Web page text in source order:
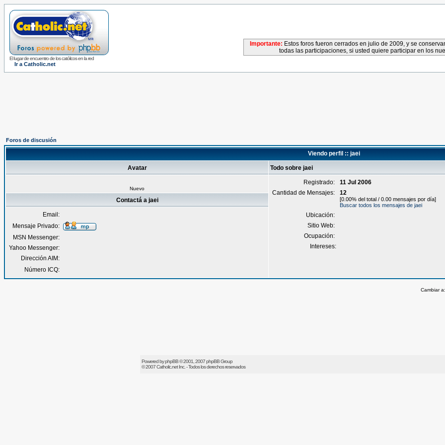
El lugar de encuentro de los católicos en la red
Ir a Catholic.net
Importante: Estos foros fueron cerrados en julio de 2009, y se
todas las participaciones, si usted quiere participar en los
Foros de discusión
Viendo perfil :: jaei
Avatar Todo sobre jaei
Nuevo
Registrado:
11 Jul 2006
Cantidad de Mensajes:
12
[0.00% del total / 0.00 mensajes por día]
Buscar todos los mensajes de jaei
Ubicación:
Sitio Web:
Ocupación:
Intereses:
Contactá a jaei
Email:
Mensaje Privado:
MSN Messenger:
Yahoo Messenger:
Dirección AIM:
Número ICQ:
Cambiar
Powered byphpBB© 2001, 2007 phpBB Group
© 2007Catholic.netInc. - Todos los derechos reservados